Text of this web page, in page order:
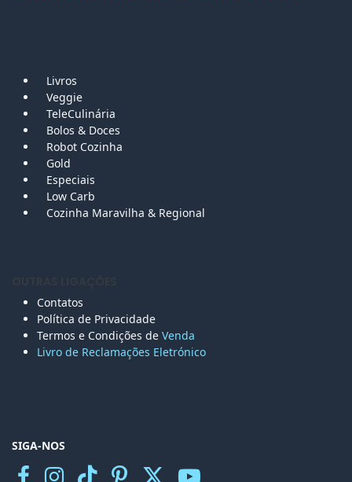
Livros
Veggie
TeleCulinária
Bolos & Doces
Robot Cozinha
Gold
Especiais
Low Carb
Cozinha Maravilha & Regional
Contatos
Política de Privacidade
Termos e Condições de Venda
Livro de Reclamações Eletrónico
SIGA-NOS